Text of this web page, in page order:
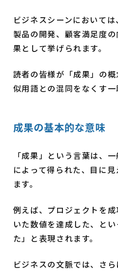
ビジネスシーンにおいて
製品の開発、顧客満足度
果として挙げられます。
読者の皆様が「成果」の
似用語との混同をなくす一
成果の基本的な意味
「成果」という言葉は、
によって得られた、目に
ます。
例えば、プロジェクトを
いた数値を達成した、と
た」と表現されます。
ビジネスの文脈では、さ